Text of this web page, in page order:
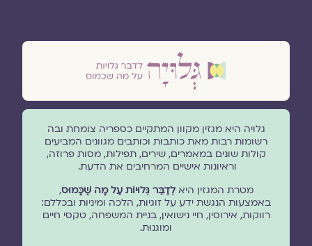
גלויה היא מגזין מקוון המתקיים כספריה צומחת ובה
רשומות רבות מאת כותבות וכותבים מגוונים המביעים
קולות שונים במאמרים, שירים, תפילות, מסות פרוזה,
וראיונות אישיים המרחיבים את הדעת.
מטרת המגזין היאלְדַבֵּר גְּלוּיוֹת עַל מָה שֶׁכָּמוּס,
באמצעות הנגשת ידע על זוגיות, הלכה ומיניות ובכללם:
רווקות, אירוסין, חיי נישואין, בניית המשפחה, טקסי חיים
ומוגנוּת.